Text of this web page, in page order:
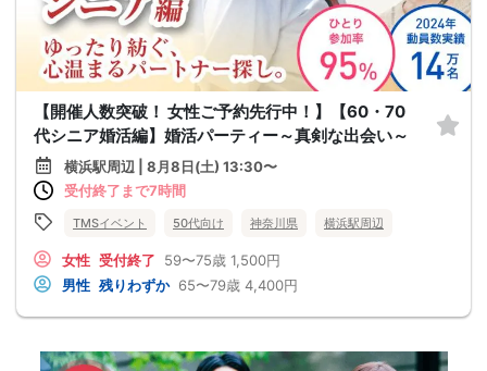
【開催人数突破！ 女性ご予約先行中！】【60・70
代シニア婚活編】婚活パーティー～真剣な出会い～
横浜駅周辺 | 8月8日(土) 13:30〜
受付終了まで7時間
TMSイベント 50代向け 神奈川県 横浜駅周辺
女性 受付終了 59〜75歳 1,500円
男性 残りわずか 65〜79歳 4,400円